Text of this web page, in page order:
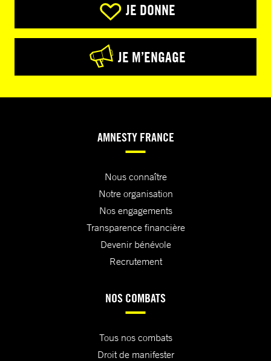
JE DONNE
JE M’ENGAGE
AMNESTY FRANCE
Nous connaître
Notre organisation
Nos engagements
Transparence financière
Devenir bénévole
Recrutement
NOS COMBATS
Tous nos combats
Droit de manifester